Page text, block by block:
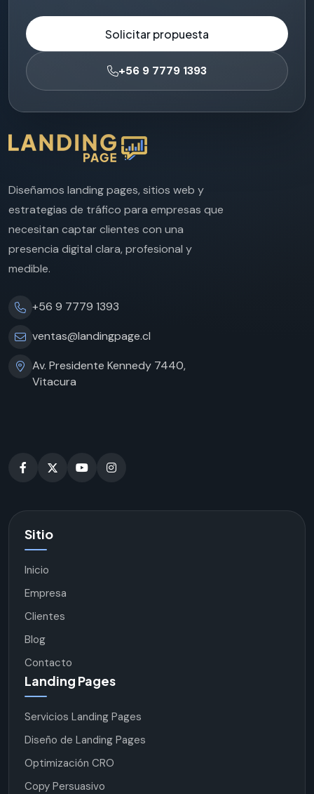
Solicitar propuesta
+56 9 7779 1393
Diseñamos landing pages, sitios web y
estrategias de tráfico para empresas que
necesitan captar clientes con una
presencia digital clara, profesional y
medible.
+56 9 7779 1393
ventas@landingpage.cl
Av. Presidente Kennedy 7440,
Vitacura
Sitio
Inicio
Empresa
Clientes
Blog
Contacto
Landing Pages
Servicios Landing Pages
Diseño de Landing Pages
Optimización CRO
Copy Persuasivo